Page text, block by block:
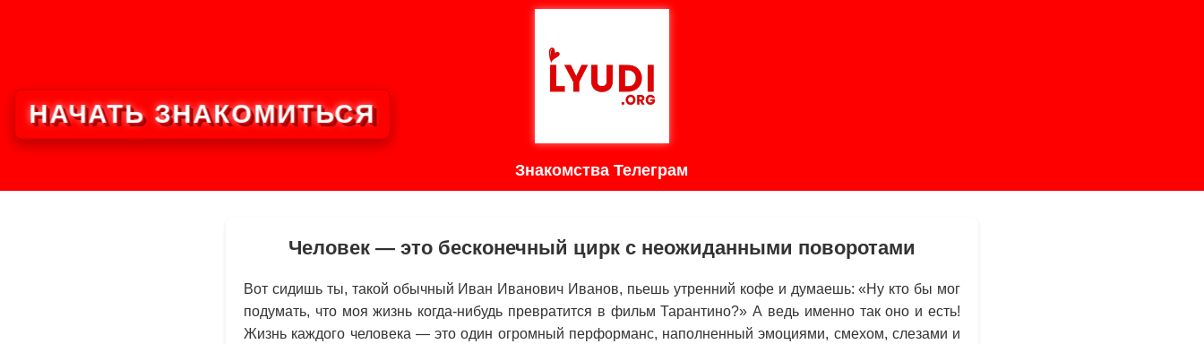
Знакомства Телеграм
Человек — это бесконечный цирк с неожиданными поворотами
Вот сидишь ты, такой обычный Иван Иванович Иванов, пьешь утренний кофе и думаешь: «Ну кто бы мог
подумать, что моя жизнь когда-нибудь превратится в фильм Тарантино?» А ведь именно так оно и есть!
Жизнь каждого человека — это один огромный перформанс, наполненный эмоциями, смехом, слезами и
НАЧАТЬ ЗНАКОМИТЬСЯ